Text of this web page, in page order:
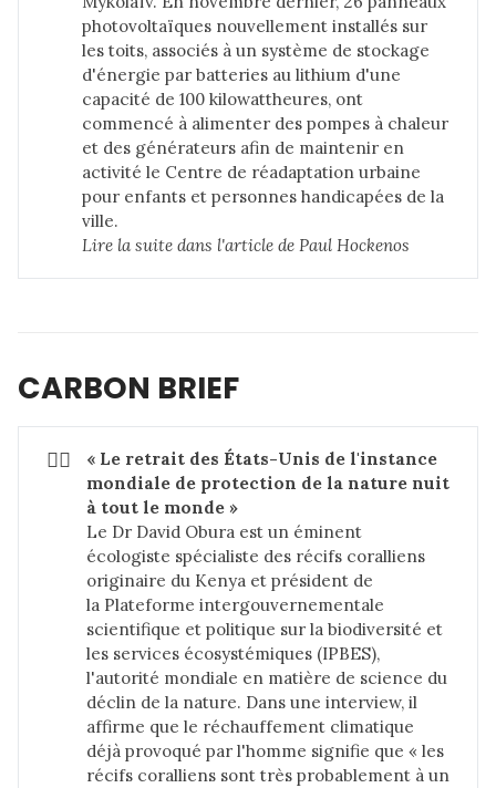
photovoltaïques nouvellement installés sur
les toits, associés à un système de stockage
d'énergie par batteries au lithium d'une
capacité de 100 kilowattheures, ont
commencé à alimenter des pompes à chaleur
et des générateurs afin de maintenir en
activité le Centre de réadaptation urbaine
pour enfants et personnes handicapées de la
ville.
Lire la suite dans l'article de Paul Hockenos
CARBON BRIEF
👎🏻
« Le retrait des États-Unis de l'instance
mondiale de protection de la nature nuit
à tout le monde »
Le Dr David Obura est un éminent
écologiste spécialiste des récifs coralliens
originaire du Kenya et président de
la Plateforme intergouvernementale
scientifique et politique sur la biodiversité et
les services écosystémiques (IPBES),
l'autorité mondiale en matière de science du
déclin de la nature. Dans une interview, il
affirme que le réchauffement climatique
déjà provoqué par l'homme signifie que « les
récifs coralliens sont très probablement à un